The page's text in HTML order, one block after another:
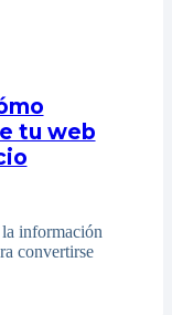
tu web
información
convertirse